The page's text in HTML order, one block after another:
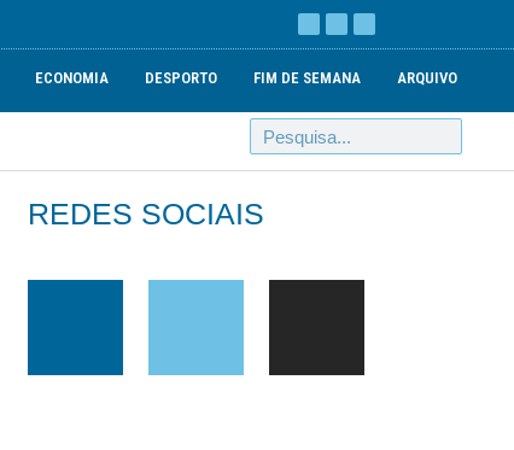
ECONOMIA DESPORTO FIM DE SEMANA ARQUIVO
REDES SOCIAIS